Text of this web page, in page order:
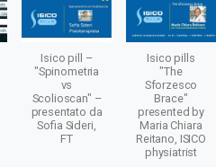
Isico pill –
"Spinometria
vs
Scolioscan" –
presentato da
Sofia Sideri,
FT
Isico pills
"The
Sforzesco
Brace"
presented by
Maria Chiara
Reitano, ISICO
physiatrist